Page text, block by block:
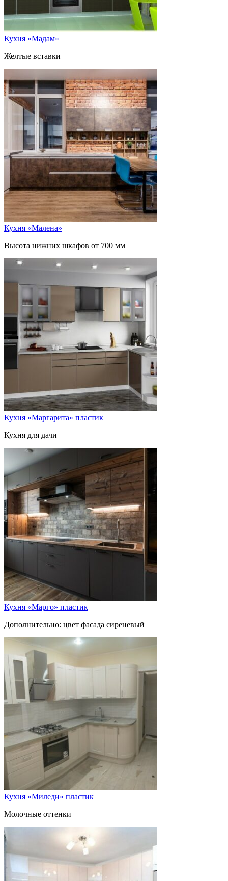
Кухня «Мадам»
Желтые вставки
Кухня «Малена»
Высота нижних шкафов от 700 мм
Кухня «Маргарита» пластик
Кухня для дачи
Кухня «Марго» пластик
Дополнительно: цвет фасада сиреневый
Кухня «Миледи» пластик
Молочные оттенки